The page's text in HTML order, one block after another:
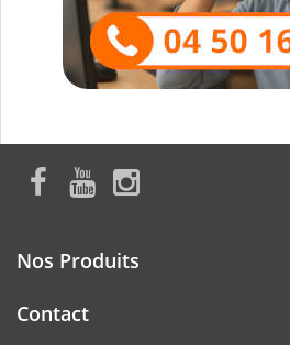
Nos Produits
Contact